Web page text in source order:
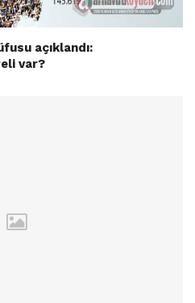
açıklandı:
var?